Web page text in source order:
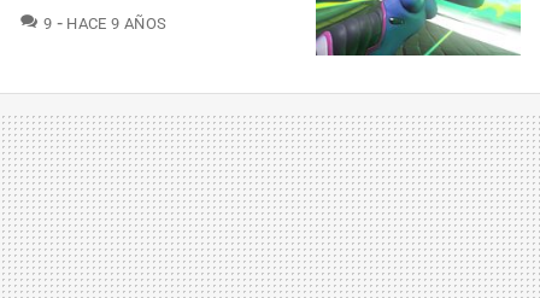
9 COMENTARIOS
HACE 9 AÑOS